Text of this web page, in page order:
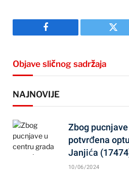
Facebook
Objave sličnog sadržaja
NAJNOVIJE
Zbog
potvrđena
Janjića
10/06/2024